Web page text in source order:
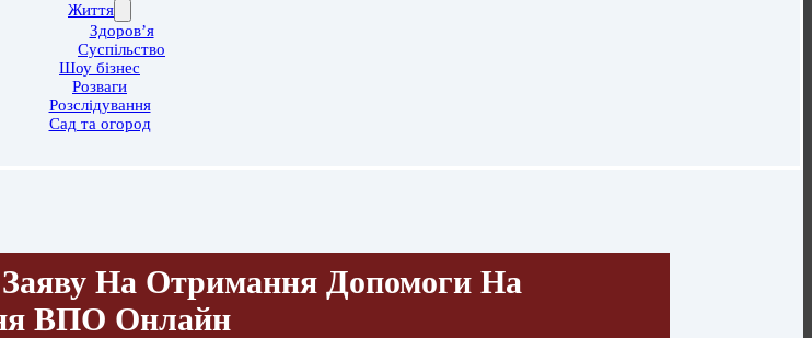
Життя
Здоров’я
Суспільство
Шоу бізнес
Розваги
Розслідування
Сад та огород
На Отримання Допомоги На
ВПО Онлайн